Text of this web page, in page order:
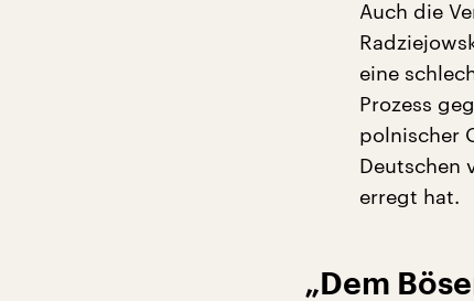
Auch die
eine
Prozess
polnischer
Deutschen
erregt hat.
„Dem